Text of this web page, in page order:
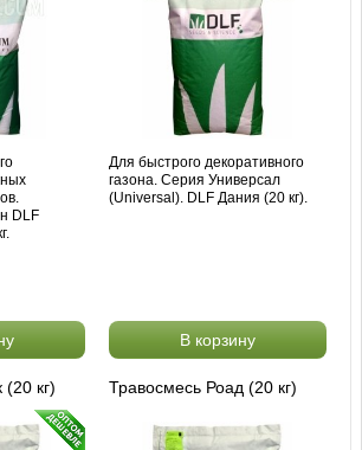
DLF
Для быстрого декоративного
газона. Серия Универсал
(Universal). DLF Дания (20 кг).
В корзину
кг) Травосмесь Роад (20 кг)